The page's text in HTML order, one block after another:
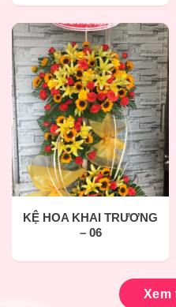
KỆ HOA KHAI TRƯƠNG
– 06
Xem